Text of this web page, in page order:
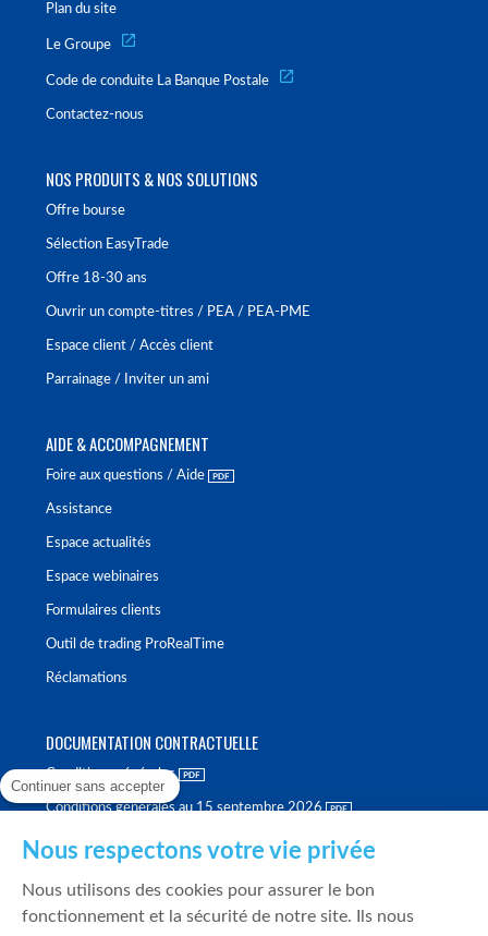
Plan du site
Le Groupe
Code de conduite La Banque Postale
Contactez-nous
NOS PRODUITS & NOS SOLUTIONS
Offre bourse
Sélection EasyTrade
Offre 18-30 ans
Ouvrir un compte-titres / PEA / PEA-PME
Espace client / Accès client
Parrainage / Inviter un ami
AIDE & ACCOMPAGNEMENT
Foire aux questions / Aide
Assistance
Espace actualités
Espace webinaires
Formulaires clients
Outil de trading ProRealTime
Réclamations
DOCUMENTATION CONTRACTUELLE
Conditions générales
Conditions générales au 15 septembre 2026
Politique de meilleure sélection
Continuer sans accepter
Nous respectons votre vie privée
Nous utilisons des cookies pour assurer le bon
fonctionnement et la sécurité de notre site. Ils nous